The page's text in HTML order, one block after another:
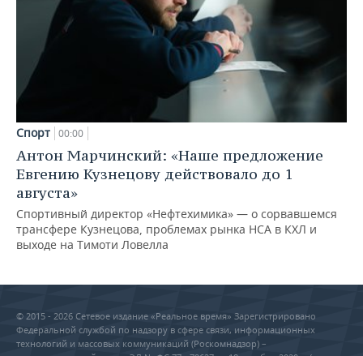
Спорт 00:00
Антон Марчинский: «Наше предложение
Евгению Кузнецову действовало до 1
августа»
Спортивный директор «Нефтехимика» — о сорвавшемся
трансфере Кузнецова, проблемах рынка НСА в КХЛ и
выходе на Тимоти Ловелла
© 2015 - 2026 Сетевое издание «Реальное время» Зарегистрировано
Федеральной службой по надзору в сфере связи, информационных
технологий и массовых коммуникаций (Роскомнадзор) –